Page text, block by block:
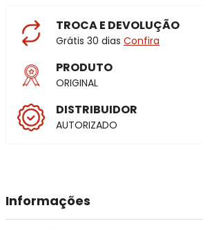
TROCA E DEVOLUÇÃO
Grátis 30 dias Confira
PRODUTO
ORIGINAL
DISTRIBUIDOR
AUTORIZADO
Informações